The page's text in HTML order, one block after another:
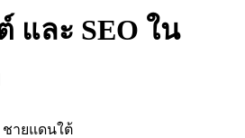
และ SEO ใน
ชายแดนใต้